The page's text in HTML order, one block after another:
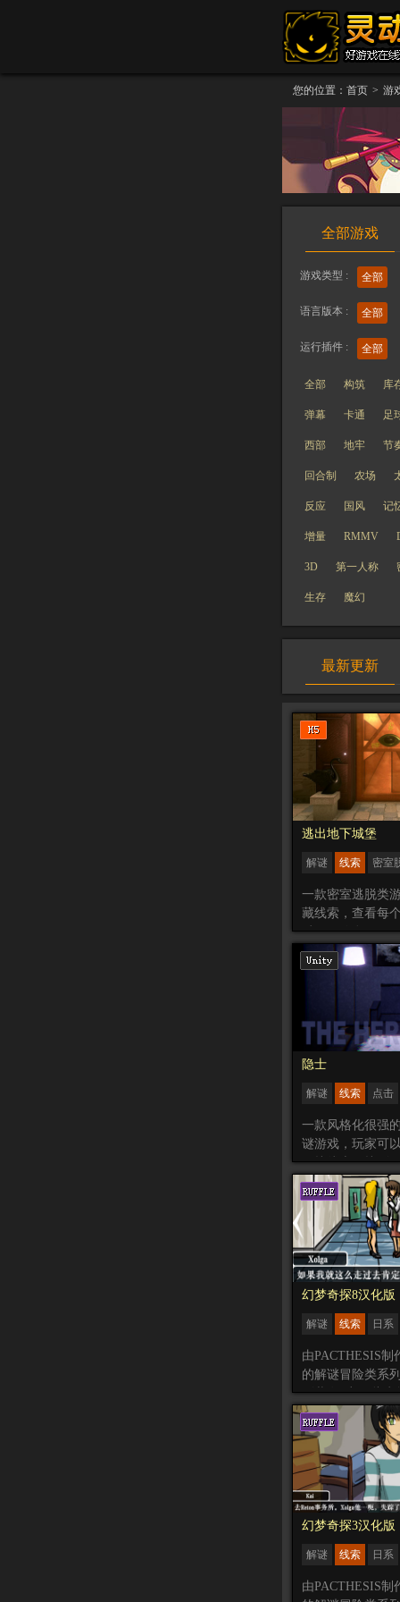
您的位置： 首页 > 游
全部游戏
游戏类型 : 全部
语言版本 : 全部
运行插件 : 全部
全部 构筑 库
弹幕 卡通 足
西部 地牢 节
回合制 农场
反应 国风 记
增量 RMMV
3D 第一人称
生存 魔幻
最新更新
逃出地下城堡
解谜 线索
密室
点击
休闲
一款密室逃脱类
藏线索，查看每
过任何信息，解
逃离这个房间。
隐士
解谜 线索
点击
风格化
惊悚
一款风格化很强
谜游戏，玩家可
寻找线索，找到
使游戏继续进行
为你的引导，看
什么事情。
幻梦奇探8汉化版
解谜 线索
日系
汉化
剧情叙事
由PACTHESIS制
的解谜冒险类系
列共有8章，此为
幻梦奇探3汉化版
解谜 线索
日系
汉化
剧情叙事
由PACTHESIS制